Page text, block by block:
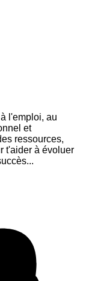
l'emploi, au
et
ressources,
t'aider à évoluer